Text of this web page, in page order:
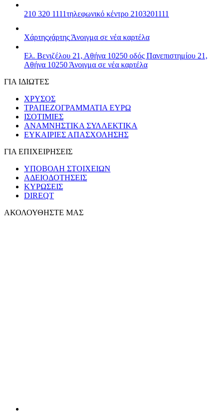
210 320 1111τηλεφωνικό κέντρο 2103201111
Χάρτηςχάρτης Άνοιγμα σε νέα καρτέλα
Ελ. Βενιζέλου 21, Αθήνα 10250 οδός Πανεπιστημίου 21,
Αθήνα 10250 Άνοιγμα σε νέα καρτέλα
ΓΙΑ ΙΔΙΩΤΕΣ
ΧΡΥΣΟΣ
ΤΡΑΠΕΖΟΓΡΑΜΜΑΤΙΑ ΕΥΡΩ
ΙΣΟΤΙΜΙΕΣ
ΑΝΑΜΝΗΣΤΙΚΑ ΣΥΛΛΕΚΤΙΚΑ
ΕΥΚΑΙΡΙΕΣ ΑΠΑΣΧΟΛΗΣΗΣ
ΓΙΑ ΕΠΙΧΕΙΡΗΣΕΙΣ
ΥΠΟΒΟΛΗ ΣΤΟΙΧΕΙΩΝ
ΑΔΕΙΟΔΟΤΗΣΕΙΣ
ΚΥΡΩΣΕΙΣ
DIREQT
ΑΚΟΛΟΥΘΗΣΤΕ ΜΑΣ